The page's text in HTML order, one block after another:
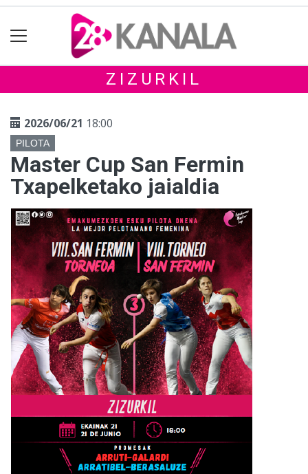
ZIZURKIL
2026/06/21 18:00
PILOTA
Master Cup San Fermin
Txapelketako jaialdia